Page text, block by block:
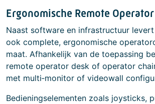
Ergonomische Remote
Naast software en infrastructuur levert
ook complete, ergonomische
maat. Afhankelijk van de toepassing
remote operator desk of operator
met multi‑monitor of videowall
Bedieningselementen zoals joysticks,